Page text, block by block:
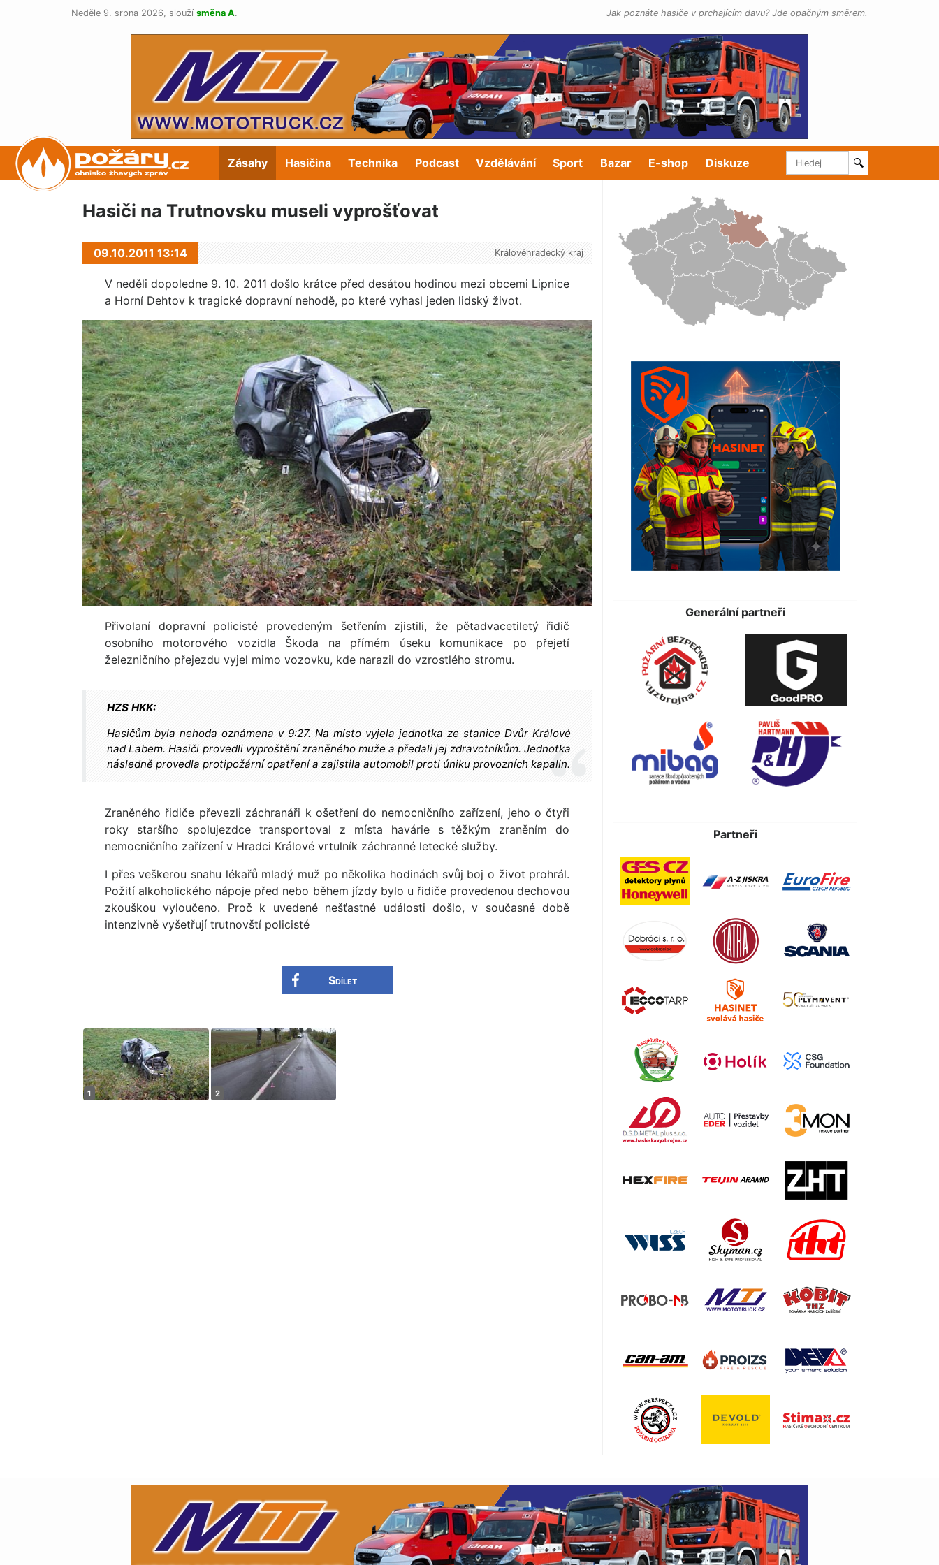
Neděle 9. srpna 2026, slouží směna A. Jak poznáte hasiče v prchajícím davu? Jde opačným směrem.
POŽÁRY.cz Zásahy Hasičina Technika Podcast Vzdělávání Sport Bazar E-shop Diskuze 🔍
Hasiči na Trutnovsku museli vyprošťovat
09.10.2011 13:14 Královéhradecký kraj
V neděli dopoledne 9. 10. 2011 došlo krátce před desátou hodinou mezi obcemi Lipnice
a Horní Dehtov k tragické dopravní nehodě, po které vyhasl jeden lidský život.
Přivolaní dopravní policisté provedeným šetřením zjistili, že pětadvacetiletý řidič
osobního motorového vozidla Škoda na přímém úseku komunikace po přejetí
železničního přejezdu vyjel mimo vozovku, kde narazil do vzrostlého stromu.
HZS HKK:
Hasičům byla nehoda oznámena v 9:27. Na místo vyjela jednotka ze stanice Dvůr Králové
nad Labem. Hasiči provedli vyproštění zraněného muže a předali jej zdravotníkům. Jednotka
následně provedla protipožární opatření a zajistila automobil proti úniku provozních kapalin.
Zraněného řidiče převezli záchranáři k ošetření do nemocničního zařízení, jeho o čtyři
roky staršího spolujezdce transportoval z místa havárie s těžkým zraněním do
nemocničního zařízení v Hradci Králové vrtulník záchranné letecké služby.
I přes veškerou snahu lékařů mladý muž po několika hodinách svůj boj o život prohrál.
Požití alkoholického nápoje před nebo během jízdy bylo u řidiče provedenou dechovou
zkouškou vyloučeno. Proč k uvedené nešťastné události došlo, v současné době
intenzivně vyšetřují trutnovští policisté
Sdílet
Generální partneři
Partneři